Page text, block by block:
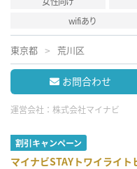
wifiあり
東京都 荒川区
お問合わせ
運営会社： 株式会社マイナビ
割引キャンペーン
マイナビSTAYトワイライ